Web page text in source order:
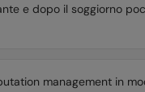
e dopo il soggiorno
management in